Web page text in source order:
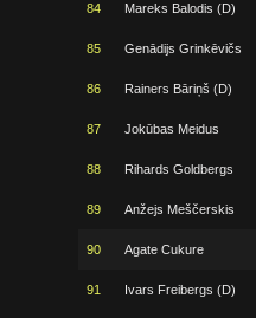
84 Mareks Balodis (D)
85 Genādijs Grinkēvičs
86 Rainers Bāriņš (D)
87 Jokūbas Meidus
88 Rihards Goldbergs
89 Anžejs Meščerskis
90 Agate Cukure
91 Ivars Freibergs (D)